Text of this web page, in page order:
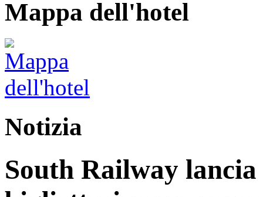
Mappa dell'hotel
Notizia
South Railway